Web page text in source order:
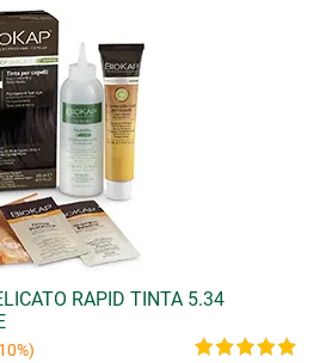
RAPID TINTA 5.34